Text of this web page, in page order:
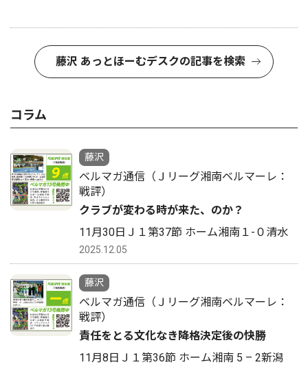
藤沢 あっとほーむデスクの記事を検索
コラム
藤沢
ベルマガ通信（Ｊリーグ湘南ベルマーレ：
戦評）
クラブが変わる時が来た、のか？
11月30日Ｊ１第37節 ホーム湘南１-０清水
2025.12.05
藤沢
ベルマガ通信（Ｊリーグ湘南ベルマーレ：
戦評）
責任をとる文化なき降格決定後の快勝
11月8日Ｊ１第36節 ホーム湘南 5 – 2新潟